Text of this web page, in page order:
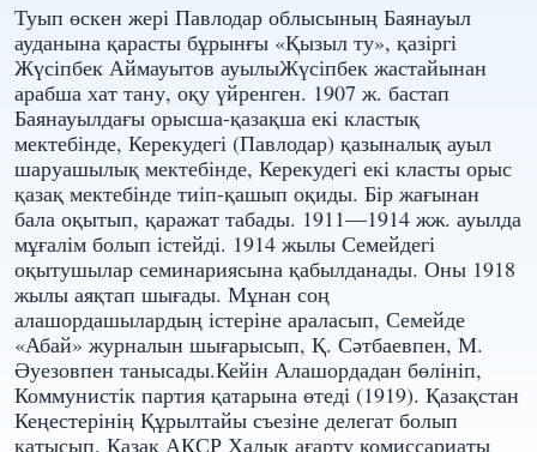
Туып өскен жері Павлодар облысының Баянауыл
ауданына қарасты бұрынғы «Қызыл ту», қазіргі
Жүсіпбек Аймауытов ауылыЖүсіпбек жастайынан
арабша хат тану, оқу үйренген. 1907 ж. бастап
Баянауылдағы орысша-қазақша екі кластық
мектебінде, Керекудегі (Павлодар) қазыналық ауыл
шаруашылық мектебінде, Керекудегі екі класты орыс
қазақ мектебінде тиіп-қашып оқиды. Бір жағынан
бала оқытып, қаражат табады. 1911—1914 жж. ауылда
мұғалім болып істейді. 1914 жылы Семейдегі
оқытушылар семинариясына қабылданады. Оны 1918
жылы аяқтап шығады. Мұнан соң
алашордашылардың істеріне араласып, Семейде
«Абай» журналын шығарысып, Қ. Сәтбаевпен, М.
Әуезовпен танысады.Кейін Алашордадан бөлініп,
Коммунистік партия қатарына өтеді (1919). Қазақстан
Кеңестерінің Құрылтайы съезіне делегат болып
қатысып, Қазақ АҚСР Халық ағарту комиссариаты